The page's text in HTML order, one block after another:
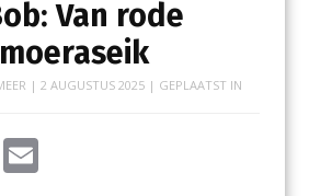
Van rode
| 2 AUGUSTUS 2025| GEPLAATST IN
E